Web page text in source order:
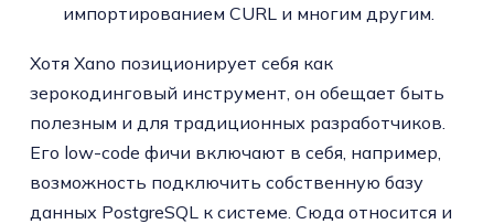
импортированием CURL и многим другим.
Хотя Xano позиционирует себя как
зерокодинговый инструмент, он обещает быть
полезным и для традиционных разработчиков.
Его low-code фичи включают в себя, например,
возможность подключить собственную базу
данных PostgreSQL к системе. Сюда относится и